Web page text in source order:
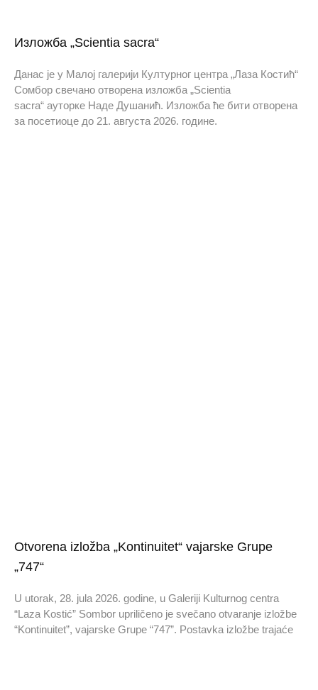
Изложба „Scientia sacra“
Данас је у Малој галерији Културног центра „Лаза Костић“
Сомбор свечано отворена изложба „Scientia
sacra“ ауторке Наде Душанић. Изложба ће бити отворена
за посетиоце до 21. августа 2026. године.
Otvorena izložba „Kontinuitet“ vajarske Grupe
„747“
U utorak, 28. jula 2026. godine, u Galeriji Kulturnog centra
“Laza Kostić” Sombor upriličeno je svečano otvaranje izložbe
“Kontinuitet”, vajarske Grupe “747”. Postavka izložbe trajaće